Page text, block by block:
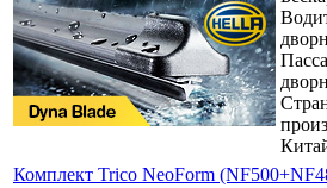
Комплект Trico NeoForm